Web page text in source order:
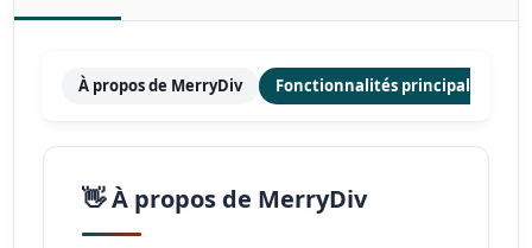
À propos de MerryDiv Fonctionnalités principales
👋 À propos de MerryDiv